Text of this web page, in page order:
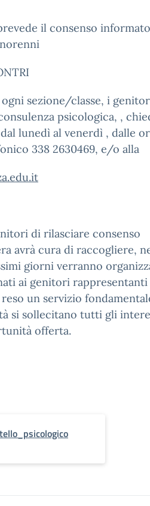
il consenso
sezione/classe, i
psicologica, ,
lunedì al venerdì , dalle
338 2630469, e/o alla
di rilasciare consenso
avrà cura di raccogliere,
giorni verranno
ai genitori
reso un servizio
si sollecitano tutti gli
offerta.